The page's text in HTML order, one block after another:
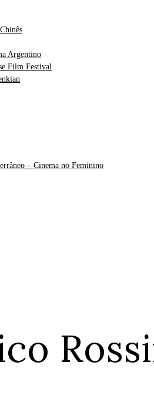
Argentino
Film Festival
– Cinema no Feminino